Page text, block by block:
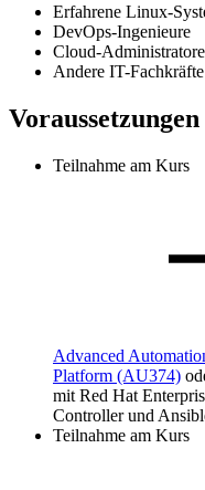
Erfahrene Linux-
DevOps-Ingenieure
Cloud-
Andere IT-Fachkräfte
Voraussetzungen
Teilnahme am Kurs
Advanced
Platform (AU374)
mit Red Hat
Controller und
Teilnahme am Kurs